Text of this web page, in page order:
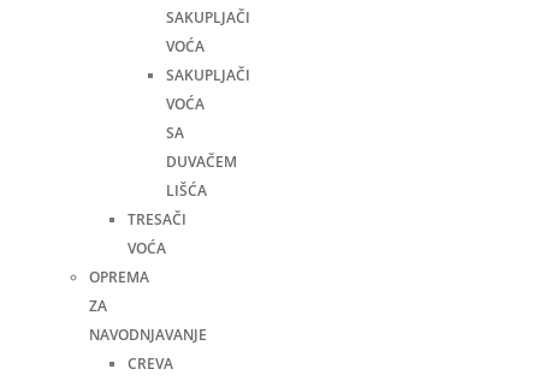
SAKUPLJAČI
VOĆA
SAKUPLJAČI
VOĆA
SA
DUVAČEM
LIŠĆA
TRESAČI
VOĆA
OPREMA
ZA
NAVODNJAVANJE
CREVA